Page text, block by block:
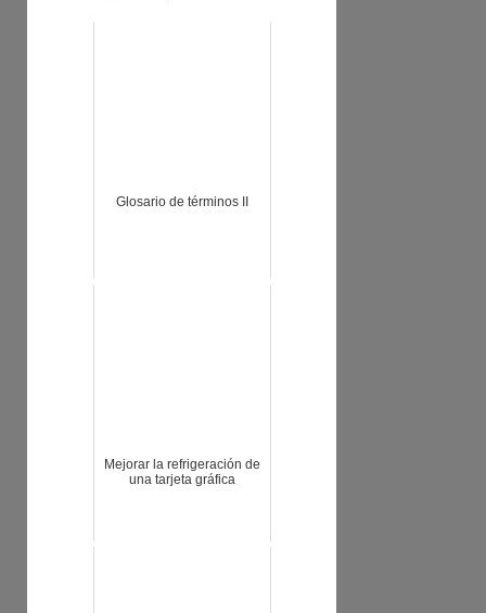
Glosario de términos II
Mejorar la refrigeración de
una tarjeta gráfica